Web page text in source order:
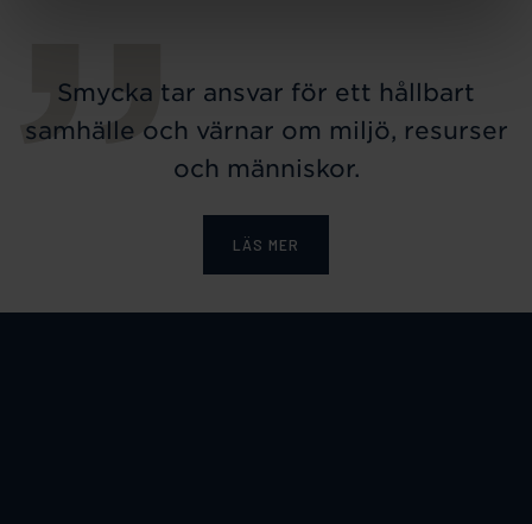
Smycka tar ansvar för ett hållbart
samhälle och värnar om miljö, resurser
och människor.
LÄS MER